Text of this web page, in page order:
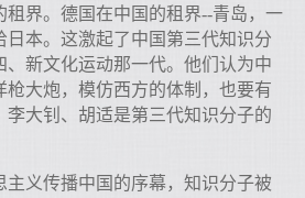
租界。德国在中国的租界--青岛，一
日本。这激起了中国第三代知识分
、新文化运动那一代。他们认为中
枪大炮，模仿西方的体制，也要有
李大钊、胡适是第三代知识分子的
主义传播中国的序幕，知识分子被